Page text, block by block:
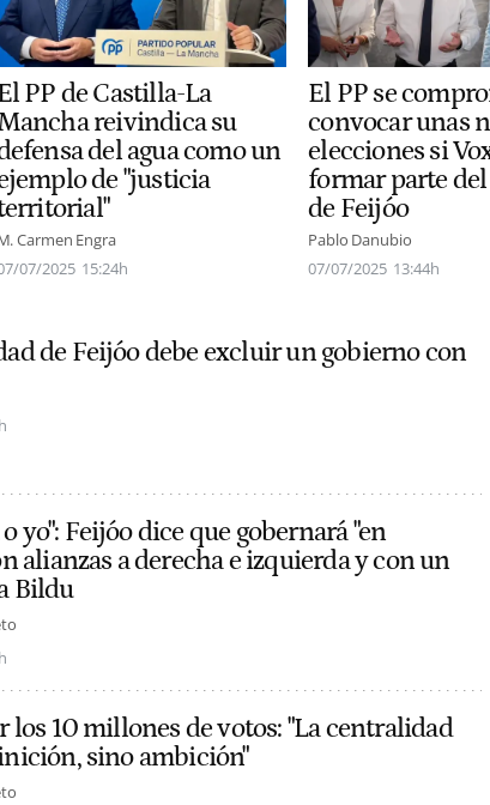
PP de Castilla-La
reivindica su
del agua como un
de "justicia
Carmen Engra
07/2025 15:24h
El PP se
convocar unas
elecciones si
formar parte
de Feijóo
Pablo Danubio
07/07/2025 13:44h
de Feijóo debe excluir un gobierno con
yo": Feijóo dice que gobernará "en
alianzas a derecha e izquierda y con un
Bildu
los 10 millones de votos: "La centralidad
sino ambición"